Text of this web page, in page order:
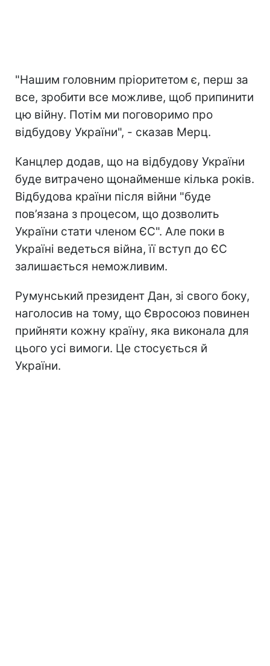
"Нашим головним пріоритетом є, перш за
все, зробити все можливе, щоб припинити
цю війну. Потім ми поговоримо про
відбудову України", - сказав Мерц.
Канцлер додав, що на відбудову України
буде витрачено щонайменше кілька років.
Відбудова країни після війни "буде
пов’язана з процесом, що дозволить
України стати членом ЄС". Але поки в
Україні ведеться війна, її вступ до ЄС
залишається неможливим.
Румунський президент Дан, зі свого боку,
наголосив на тому, що Євросоюз повинен
прийняти кожну країну, яка виконала для
цього усі вимоги. Це стосується й
України.